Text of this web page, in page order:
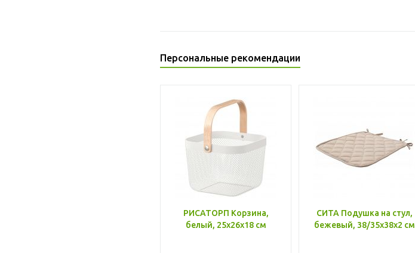
Персональные рекомендации
РИСАТОРП Корзина,
белый, 25x26x18 см
СИТА Подушка на стул,
бежевый, 38/35x38x2 см